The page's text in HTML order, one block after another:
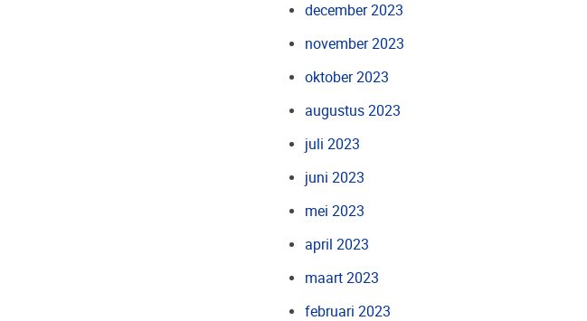
december 2023
november 2023
oktober 2023
augustus 2023
juli 2023
juni 2023
mei 2023
april 2023
maart 2023
februari 2023